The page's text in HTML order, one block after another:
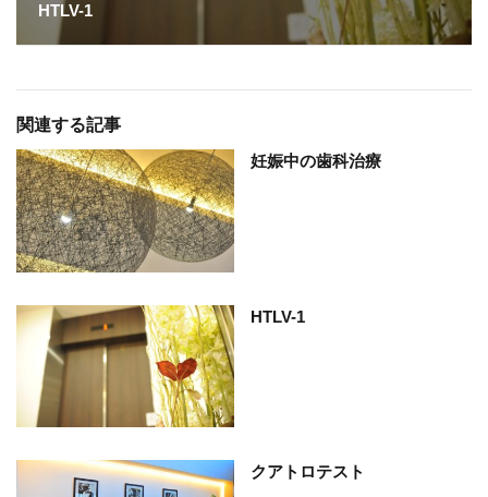
HTLV-1
関連する記事
妊娠中の歯科治療
HTLV-1
クアトロテスト